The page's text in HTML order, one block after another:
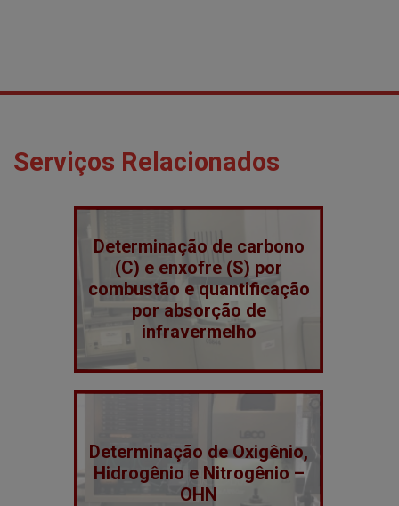
Serviços Relacionados
Determinação de carbono
(C) e enxofre (S) por
combustão e quantificação
por absorção de
infravermelho
Determinação de Oxigênio,
Hidrogênio e Nitrogênio –
OHN